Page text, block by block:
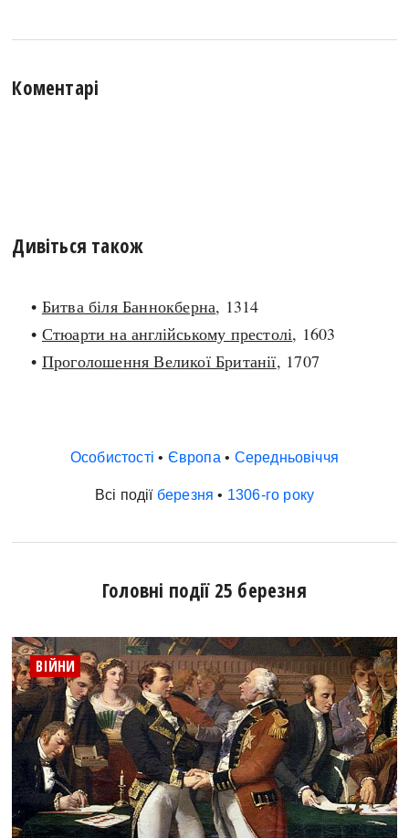
Коментарі
Дивіться також
• Битва біля Баннокберна, 1314
• Стюарти на англійському престолі, 1603
• Проголошення Великої Британії, 1707
Особистості • Європа • Середньовіччя
Всі події березня • 1306-го року
Головні події 25 березня
ВІЙНИ